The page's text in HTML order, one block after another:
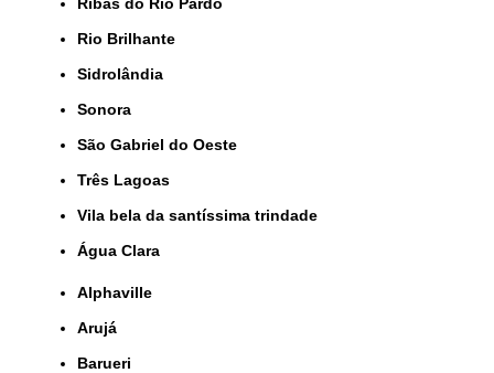
Rio Brilhante
Sidrolândia
Sonora
São Gabriel do Oeste
Três Lagoas
Vila bela da santíssima trindade
Água Clara
Alphaville
Arujá
Barueri